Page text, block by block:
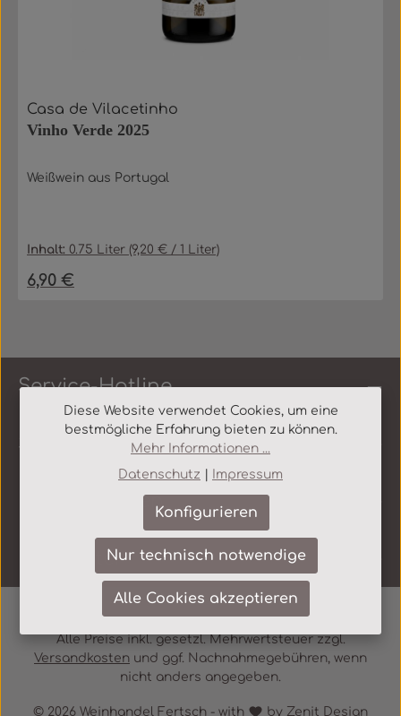
Casa de Vilacetinho
Vinho Verde 2025
Weißwein aus Portugal
Inhalt:0.75 Liter (9,20 € / 1 Liter)
Regulärer Preis:
6,90 €
Service-Hotline
Shop Service
Informationen
Newsletter
© 2026 Weinhandel Fertsch - with by Zenit Design
Alle Preise inkl. gesetzl. Mehrwertsteuer zzgl.
Versandkosten und ggf. Nachnahmegebühren, wenn
nicht anders angegeben.
Diese Website verwendet Cookies, um eine
bestmögliche Erfahrung bieten zu können.
Mehr Informationen ...
Datenschutz
Impressum
Nur technisch notwendige
Konfigurieren
Alle Cookies akzeptieren